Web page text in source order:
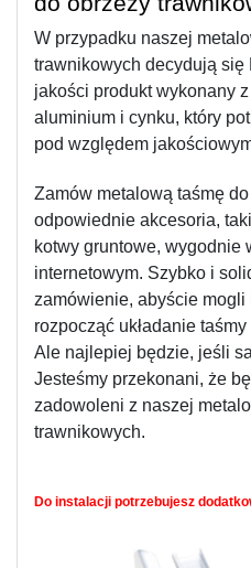
W przypadku naszej
trawnikowych decydują się
jakości produkt wykonany
aluminium i cynku, który
pod względem
Zamów metalową taśmę
odpowiednie akcesoria,
kotwy gruntowe, wygodnie
internetowym. Szybko i
zamówienie, abyście
rozpocząć układanie
Ale najlepiej będzie, jeśli
Jesteśmy przekonani, że
zadowoleni z naszej
trawnikowych.
Do instalacji potrzebujesz